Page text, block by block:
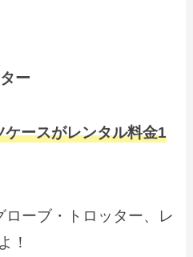
ー
ケースがレンタル料金1
ーブ・トロッター、レ
！